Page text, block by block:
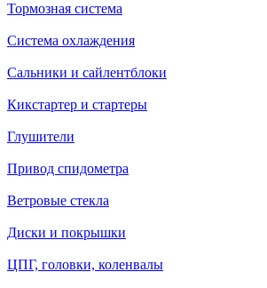
Тормозная система
Система охлаждения
Сальники и сайлентблоки
Кикстартер и стартеры
Глушители
Привод спидометра
Ветровые стекла
Диски и покрышки
ЦПГ, головки, коленвалы